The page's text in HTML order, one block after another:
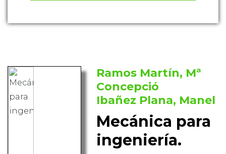
Ramos Martín, Mª
Concepció
Ibañez Plana, Manel
Mecánica para
ingeniería.